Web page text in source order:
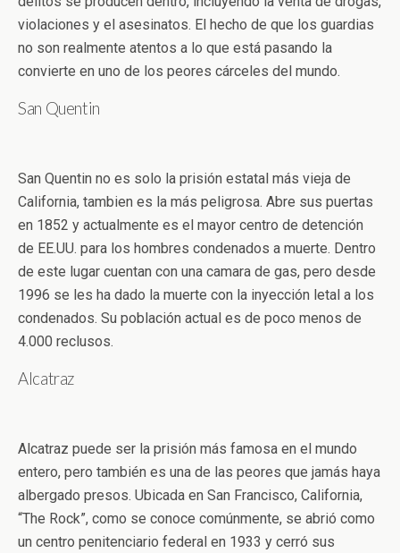
violaciones y el asesinatos. El hecho de que los guardias
no son realmente atentos a lo que está pasando la
convierte en uno de los peores cárceles del mundo.
San Quentin
San Quentin no es solo la prisión estatal más vieja de
California, tambien es la más peligrosa. Abre sus puertas
en 1852 y actualmente es el mayor centro de detención
de EE.UU. para los hombres condenados a muerte. Dentro
de este lugar cuentan con una camara de gas, pero desde
1996 se les ha dado la muerte con la inyección letal a los
condenados. Su población actual es de poco menos de
4.000 reclusos.
Alcatraz
Alcatraz puede ser la prisión más famosa en el mundo
entero, pero también es una de las peores que jamás haya
albergado presos. Ubicada en San Francisco, California,
“The Rock”, como se conoce comúnmente, se abrió como
un centro penitenciario federal en 1933 y cerró sus